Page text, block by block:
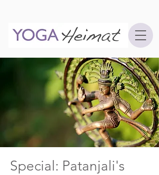
Special: Patanjali's